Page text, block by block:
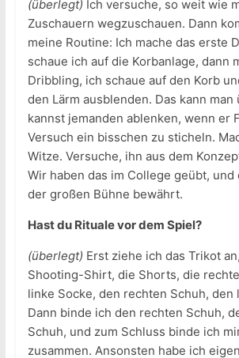
(überlegt) Ich versuche, so weit wie
Zuschauern wegzuschauen. Dann
meine Routine: Ich mache das erste
schaue ich auf die Korbanlage, dann
Dribbling, ich schaue auf den Korb
den Lärm ausblenden. Das kann man
kannst jemanden ablenken, wenn er
Versuch ein bisschen zu sticheln.
Witze. Versuche, ihn aus dem
Wir haben das im College geübt, und
der großen Bühne bewährt.
Hast du Rituale vor dem Spiel?
(überlegt) Erst ziehe ich das Trikot
Shooting-Shirt, die Shorts, die
linke Socke, den rechten Schuh, den
Dann binde ich den rechten Schuh,
Schuh, und zum Schluss binde ich
zusammen. Ansonsten habe ich